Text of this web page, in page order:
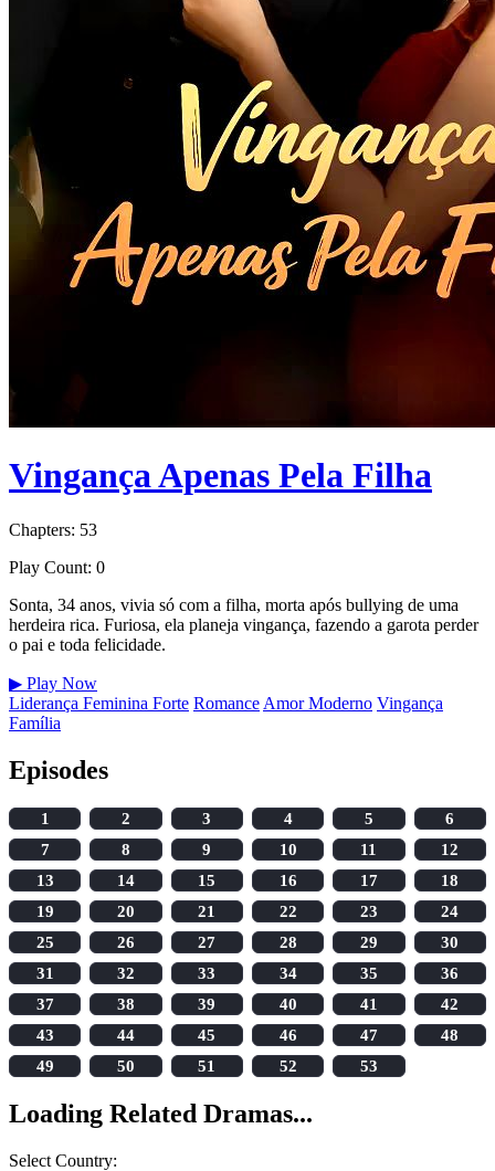
Vingança Apenas Pela Filha
Chapters: 53
Play Count: 0
Sonta, 34 anos, vivia só com a filha, morta após bullying de uma
herdeira rica. Furiosa, ela planeja vingança, fazendo a garota perder
o pai e toda felicidade.
▶ Play Now
Liderança Feminina Forte Romance Amor Moderno Vingança
Família
Episodes
1 2 3 4 5
6
7
8 9 10 11
12
13
14 15 16 17
18
19
20 21 22 23
24
25
26 27 28 29
30
31
32 33 34 35
36
37
38 39 40 41
42
43
44 45 46 47
48
49
50 51 52 53
Loading Related Dramas...
Select Country: